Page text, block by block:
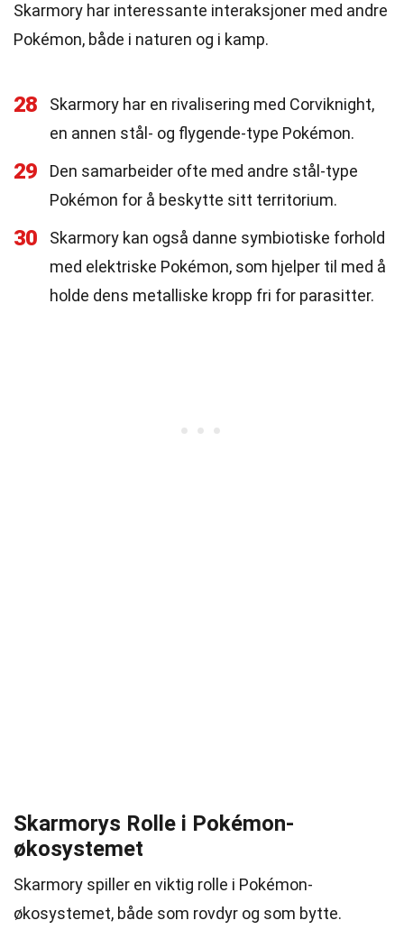
Skarmory har interessante interaksjoner med andre
Pokémon, både i naturen og i kamp.
28
Skarmory har en rivalisering med Corviknight,
en annen stål- og flygende-type Pokémon.
29
Den samarbeider ofte med andre stål-type
Pokémon for å beskytte sitt territorium.
30
Skarmory kan også danne symbiotiske forhold
med elektriske Pokémon, som hjelper til med å
holde dens metalliske kropp fri for parasitter.
Skarmorys Rolle i Pokémon-
økosystemet
Skarmory spiller en viktig rolle i Pokémon-
økosystemet, både som rovdyr og som bytte.